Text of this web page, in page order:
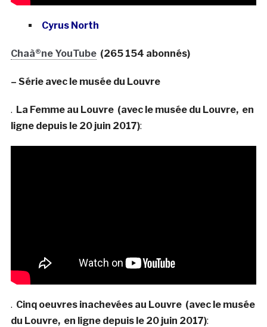
Cyrus North
Chaà®ne YouTube(265 154 abonnés)
– Série avec le musée du Louvre
. La Femme au Louvre (avec le musée du Louvre, en
ligne depuis le 20 juin 2017):
. Cinq oeuvres inachevées au Louvre (avec le musée
du Louvre, en ligne depuis le 20 juin 2017):